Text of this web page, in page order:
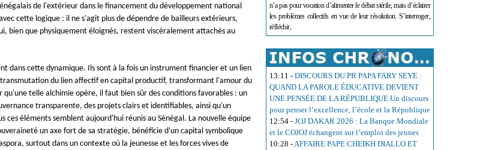
de l'extérieur dans le financement du développement national
cette logique : il ne s'agit plus de dépendre de bailleurs extérieurs,
bien que physiquement éloignés, restent viscéralement attachés au
dans cette dynamique. Ils sont à la fois un instrument financier et un lien
du lien affectif en capital productif, transformant l'amour du
qu'une telle alchimie opère, il faut bien sûr des conditions favorables : un
transparente, des projets clairs et identifiables, ainsi qu'un
ces éléments semblent aujourd'hui réunis au Sénégal. La nouvelle équipe
un axe fort de sa stratégie, bénéficie d'un capital symbolique
surtout dans un contexte où la jeunesse et les forces vives de
n’a pas pour vocation d’alimenter le débat stérile, mais d’éclairer
les problèmes collectifs en vue de leur résolution. S’interroger,
réfléchir,
13:11 - DISCOURS DU PR PAPA FARY SEYE :
QUAND LA PAROLE ÉDUCATIVE DEVIENT
UNE PENSÉE DE LA RÉPUBLIQUE Un discours
pour penser l’excellence, l’école et la République
12:54 - JOJ DAKAR 2026 : La Banque Mondiale
et le COJOJ échangent sur l’emploi des jeunes
10:28 -AFFAIRE PAPE CHEIKH DIALLO ET